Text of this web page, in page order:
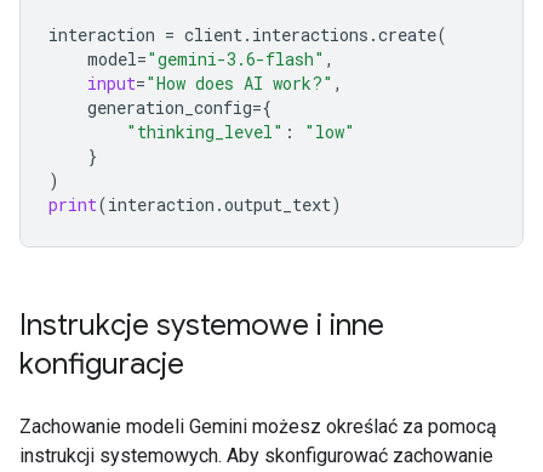
interaction = client. interactions .create(
model="gemini-3.6-flash" ,
input="How does AI work?" ,
generation_config={
"thinking_level" :
"low"
}
)
print(interaction .output_text)
Instrukcje systemowe i inne
konfiguracje
Zachowanie modeli Gemini możesz określać za pomocą
instrukcji systemowych. Aby skonfigurować zachowanie